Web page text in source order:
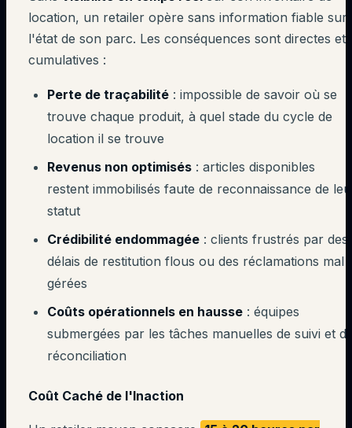
location, un retailer opère sans information fiable sur
l'état de son parc. Les conséquences sont directes et
cumulatives :
Perte de traçabilité : impossible de savoir où se
trouve chaque produit, à quel stade du cycle de
location il se trouve
Revenus non optimisés : articles disponibles
restent immobilisés faute de reconnaissance de
statut
Crédibilité endommagée : clients frustrés par des
délais de restitution flous ou des réclamations mal
gérées
Coûts opérationnels en hausse : équipes
submergées par les tâches manuelles de suivi et
réconciliation
Coût Caché de l'Inaction